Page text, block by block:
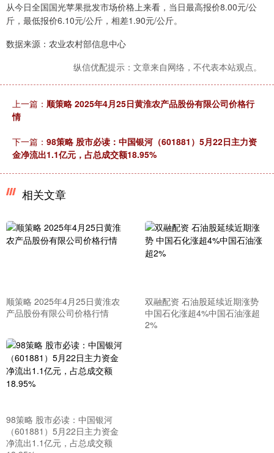
从今日全国国光苹果批发市场价格上来看，当日最高报价8.00元/公
斤，最低报价6.10元/公斤，相差1.90元/公斤。
数据来源：农业农村部信息中心
纵信优配提示：文章来自网络，不代表本站观点。
上一篇： 顺策略 2025年4月25日黄淮农产品股份有限公司价格行
情
下一篇： 98策略 股市必读：中国银河（601881）5月22日主力资
金净流出1.1亿元，占总成交额18.95%
相关文章
顺策略 2025年4月25日黄淮农
产品股份有限公司价格行情
双融配资 石油股延续近期涨势
中国石化涨超4%中国石油涨超
2%
98策略 股市必读：中国银河
（601881）5月22日主力资金
净流出1.1亿元，占总成交额